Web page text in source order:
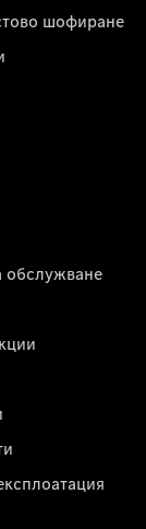
шофиране
обслужване